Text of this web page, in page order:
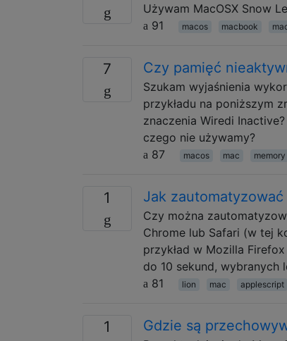
Używam MacOSX Snow
91
macos macbook
7 Czy pamięć
Szukam wyjaśnienia
przykładu na poniższym
znaczenia Wiredi
czego nie używamy?
87
macos mac memory
1 Jak
Czy można
Chrome lub Safari (w tej
przykład w Mozilla
do 10 sekund, wybranych
81
lion mac applescript
1 Gdzie są